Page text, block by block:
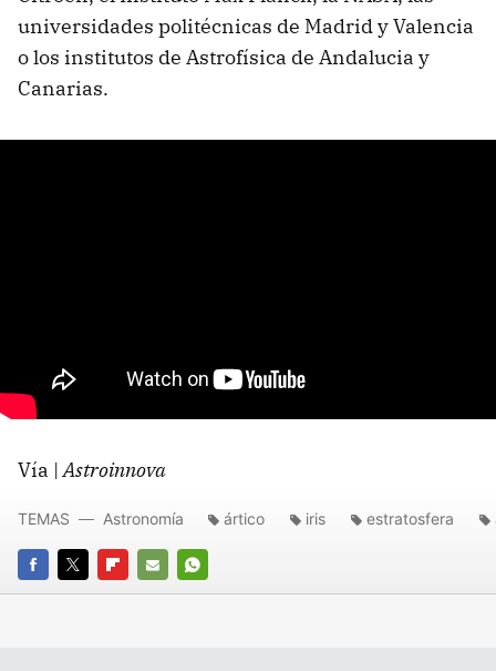
universidades politécnicas de Madrid y Valencia
o los institutos de Astrofísica de Andalucia y
Canarias.
Vía |Astroinnova
FACEBOOK
TWITTERFLIPBOARD
E-
WHATSAPP
TEMAS Astronomía ártico iris estratosfera